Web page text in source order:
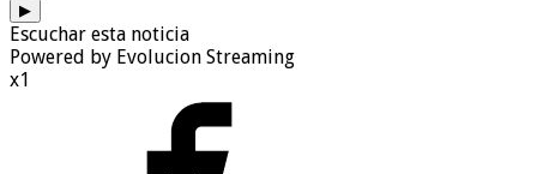
▶
Escuchar esta noticia
Powered by Evolucion Streaming
x1